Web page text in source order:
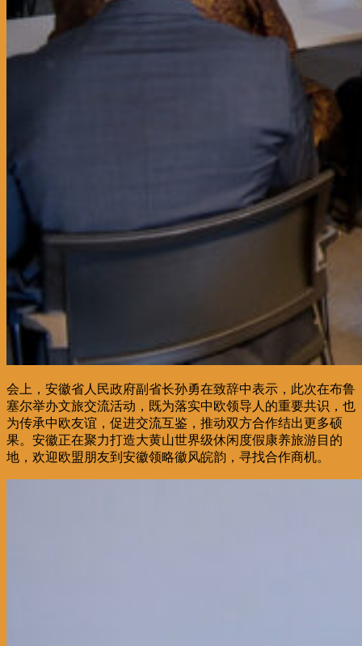
会上，安徽省人民政府副省长孙勇在致辞中表示，此次在布鲁
塞尔举办文旅交流活动，既为落实中欧领导人的重要共识，也
为传承中欧友谊，促进交流互鉴，推动双方合作结出更多硕
果。安徽正在聚力打造大黄山世界级休闲度假康养旅游目的
地，欢迎欧盟朋友到安徽领略徽风皖韵，寻找合作商机。